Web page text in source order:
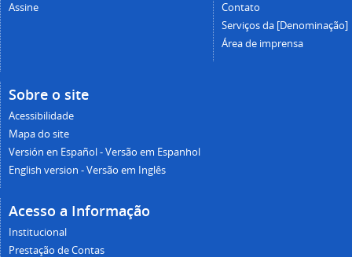
Contato
Serviços da [Denominação]
Área de imprensa
Assine
Sobre o site
Acessibilidade
Mapa do site
Versión en Español - Versão em Espanhol
English version - Versão em Inglês
Acesso a Informação
Institucional
Prestação de Contas